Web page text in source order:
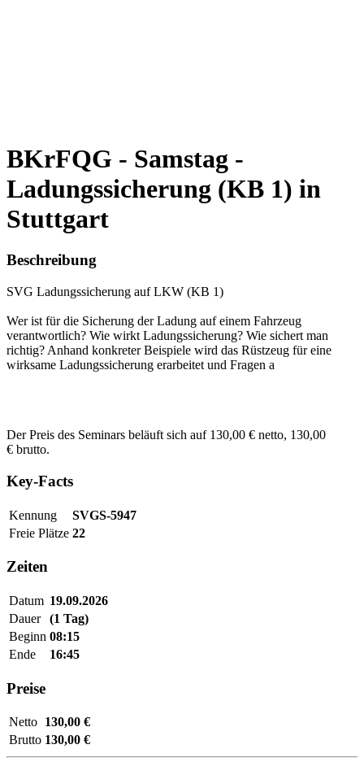
BKrFQG - Samstag -
Ladungssicherung (KB 1) in
Stuttgart
Beschreibung
SVG Ladungssicherung auf LKW (KB 1)
Wer ist für die Sicherung der Ladung auf einem Fahrzeug
verantwortlich? Wie wirkt Ladungssicherung? Wie sichert man
richtig? Anhand konkreter Beispiele wird das Rüstzeug für eine
wirksame Ladungssicherung erarbeitet und Fragen a
Der Preis des Seminars beläuft sich auf 130,00 € netto, 130,00
€ brutto.
Key-Facts
Kennung
SVGS-5947
Freie Plätze 22
Zeiten
Datum 19.09.2026
Dauer
(1 Tag)
Beginn 08:15
Ende
16:45
Preise
Netto 130,00 €
Brutto 130,00 €